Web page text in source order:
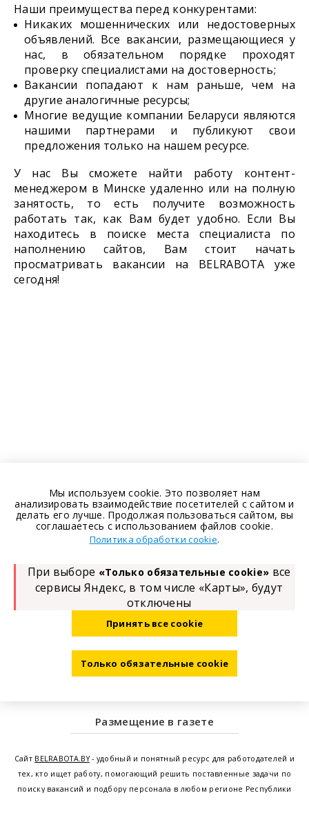
Наши преимущества перед конкурентами:
Никаких мошеннических или недостоверных
объявлений. Все вакансии, размещающиеся у
нас, в обязательном порядке проходят
проверку специалистами на достоверность;
Вакансии попадают к нам раньше, чем на
другие аналогичные ресурсы;
Многие ведущие компании Беларуси являются
нашими партнерами и публикуют свои
предложения только на нашем ресурсе.
У нас Вы сможете найти работу контент-
менеджером в Минске удаленно или на полную
занятость, то есть получите возможность
работать так, как Вам будет удобно. Если Вы
находитесь в поиске места специалиста по
наполнению сайтов, Вам стоит начать
просматривать вакансии на BELRABOTA уже
сегодня!
Размещение в газете
Сайт BELRABOTA.BY- удобный и понятный ресурс для работодателей и
тех, кто ищет работу, помогающий решить поставленные задачи по
поиску вакансий и подбору персонала в любом регионе Республики
Мы используем cookie. Это позволяет нам
анализировать взаимодействие посетителей с сайтом и
делать его лучше. Продолжая пользоваться сайтом, вы
соглашаетесь с использованием файлов cookie.
Политика обработки cookie.
При выборе «Только обязательные cookie» все
сервисы Яндекс, в том числе «Карты», будут
отключены
Принять все cookie
Только обязательные cookie